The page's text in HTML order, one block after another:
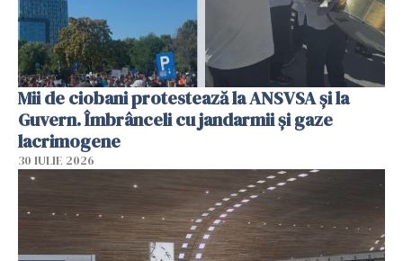
Mii de ciobani protestează la ANSVSA și la
Guvern. Îmbrânceli cu jandarmii și gaze
lacrimogene
30 IULIE 2026